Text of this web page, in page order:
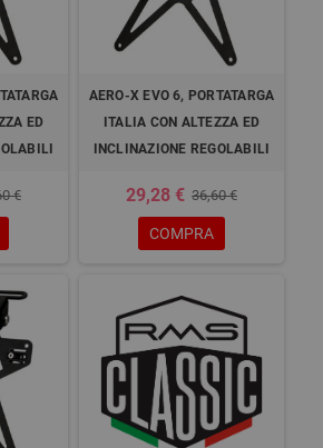
ED
€
AERO-X EVO 6, PORTATARGA
ITALIA CON ALTEZZA ED
INCLINAZIONE REGOLABILI
29,28 € 36,60 €
COMPRA